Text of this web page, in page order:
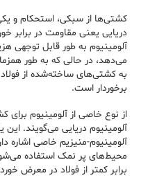
کشتی‌ها از سبکی، استحکام و
دریایی یعنی مقاومت در برابر
آلومینیوم به طور قابل توجهی
می‌دهد، در حالی که به طور
به کشتی‌های ساخته‌شده از
برخوردار است.
از نوع خاصی از آلومینیوم
آلومینیوم دریایی می‌گویند.
آلومینیوم-منیزیم خاصی اشاره
برابر کمتر از فولاد در معرض